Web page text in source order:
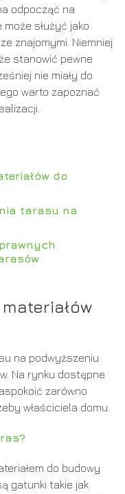
odpocząć na
służyć jako
znajomymi. Niemniej
stanowić pewne
nie miały do
warto zapoznać
do
tarasu na
na podwyższeniu
Na rynku dostępne
zarówno
właściciela domu.
do budowy
gatunki takie jak